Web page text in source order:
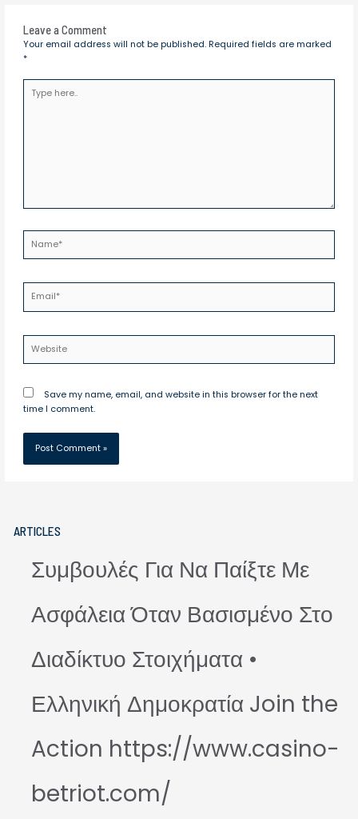
Leave a Comment
Your email address will not be published. Required fields are marked
*
here..
Save my name, email, and website in this browser for the next
time I comment.
ARTICLES
Συμβουλές Για Να Παίξτε Με
Ασφάλεια Όταν Βασισμένο Στο
Διαδίκτυο Στοιχήματα •
Ελληνική Δημοκρατία Join the
Action https://www.casino-
betriot.com/